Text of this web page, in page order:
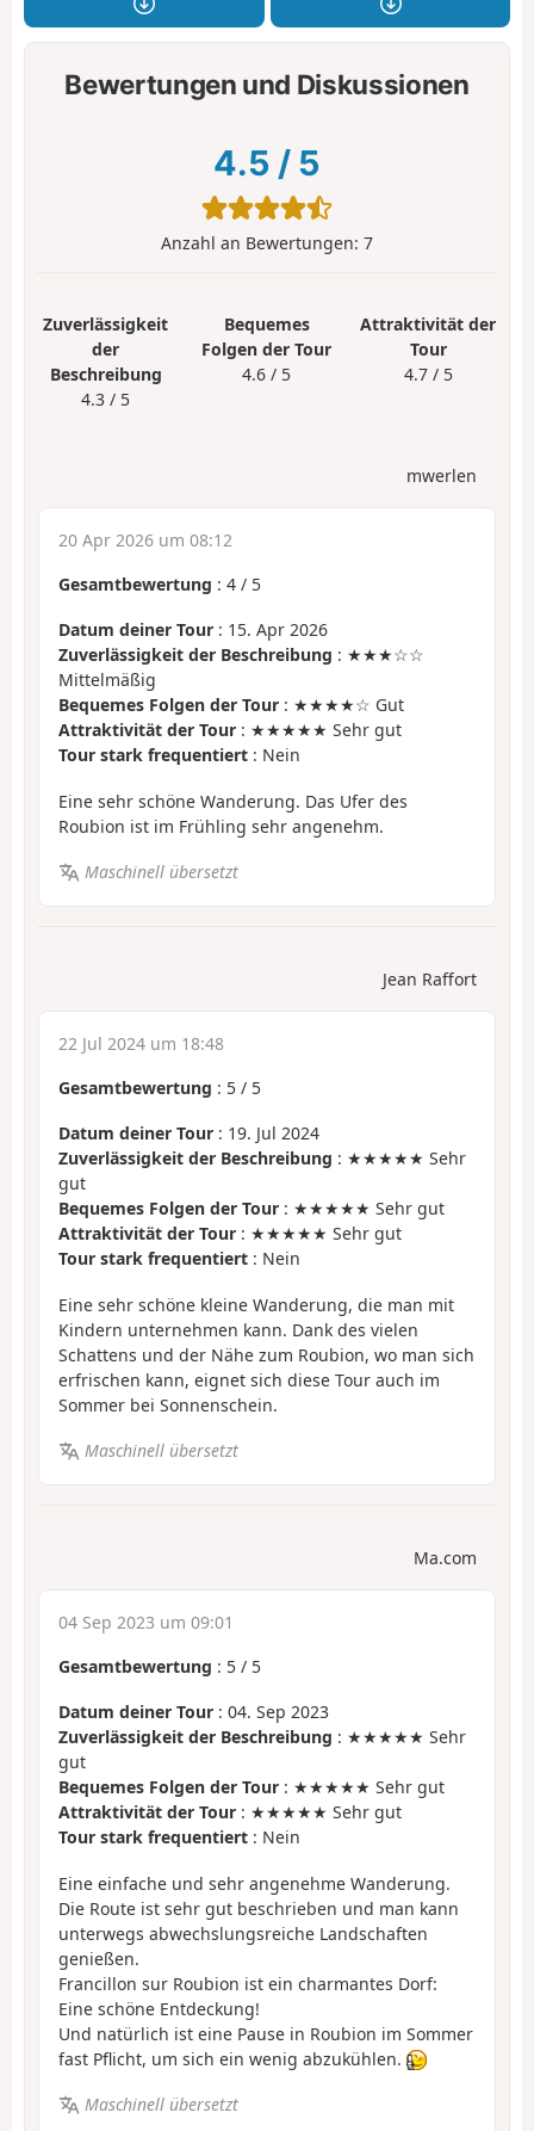
Bewertungen und Diskussionen
4.5 / 5
Anzahl an Bewertungen: 7
Zuverlässigkeit
der
Beschreibung
4.3 / 5
Bequemes
Folgen der Tour
4.6 / 5
Attraktivität der
Tour
4.7 / 5
mwerlen
20 Apr 2026 um 08:12
Gesamtbewertung : 4 / 5
Datum deiner Tour : 15. Apr 2026
Zuverlässigkeit der Beschreibung : ★★★☆☆
Mittelmäßig
Bequemes Folgen der Tour : ★★★★☆ Gut
Attraktivität der Tour : ★★★★★ Sehr gut
Tour stark frequentiert : Nein
Eine sehr schöne Wanderung. Das Ufer des
Roubion ist im Frühling sehr angenehm.
Maschinell übersetzt
Jean Raffort
22 Jul 2024 um 18:48
Gesamtbewertung : 5 / 5
Datum deiner Tour : 19. Jul 2024
Zuverlässigkeit der Beschreibung : ★★★★★ Sehr
gut
Bequemes Folgen der Tour : ★★★★★ Sehr gut
Attraktivität der Tour : ★★★★★ Sehr gut
Tour stark frequentiert : Nein
Eine sehr schöne kleine Wanderung, die man mit
Kindern unternehmen kann. Dank des vielen
Schattens und der Nähe zum Roubion, wo man sich
erfrischen kann, eignet sich diese Tour auch im
Sommer bei Sonnenschein.
Maschinell übersetzt
Ma.com
04 Sep 2023 um 09:01
Gesamtbewertung : 5 / 5
Datum deiner Tour : 04. Sep 2023
Zuverlässigkeit der Beschreibung : ★★★★★ Sehr
gut
Bequemes Folgen der Tour : ★★★★★ Sehr gut
Attraktivität der Tour : ★★★★★ Sehr gut
Tour stark frequentiert : Nein
Eine einfache und sehr angenehme Wanderung.
Die Route ist sehr gut beschrieben und man kann
unterwegs abwechslungsreiche Landschaften
genießen.
Francillon sur Roubion ist ein charmantes Dorf:
Eine schöne Entdeckung!
Und natürlich ist eine Pause in Roubion im Sommer
fast Pflicht, um sich ein wenig abzukühlen.
Maschinell übersetzt